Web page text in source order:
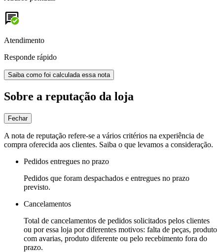
Atendimento
Responde rápido
Saiba como foi calculada essa nota
Sobre a reputação da loja
Fechar
A nota de reputação refere-se a vários critérios na experiência de
compra oferecida aos clientes. Saiba o que levamos a consideração.
Pedidos entregues no prazo
Pedidos que foram despachados e entregues no prazo
previsto.
Cancelamentos
Total de cancelamentos de pedidos solicitados pelos clientes
ou por essa loja por diferentes motivos: falta de peças, produto
com avarias, produto diferente ou pelo recebimento fora do
prazo.